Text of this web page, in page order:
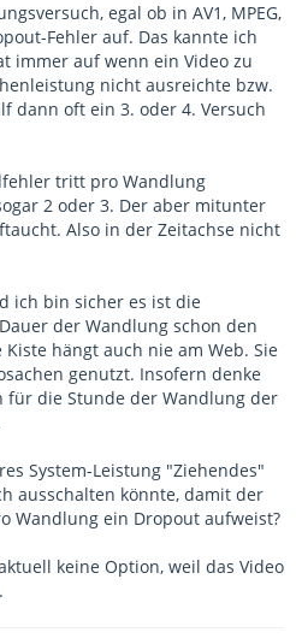
egal ob in AV1, MPEG,
Fehler auf. Das kannte ich
immer auf wenn ein Video zu
nicht ausreichte bzw.
dann oft ein 3. oder 4. Versuch
tritt pro Wandlung
2 oder 3. Der aber mitunter
Also in der Zeitachse nicht
ich bin sicher es ist die
der Wandlung schon den
hängt auch nie am Web. Sie
genutzt. Insofern denke
für die Stunde der Wandlung der
System-Leistung "Ziehendes"
ausschalten könnte, damit der
Wandlung ein Dropout aufweist?
keine Option, weil das Video